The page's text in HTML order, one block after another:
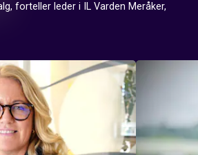
forteller leder i IL Varden Meråker,